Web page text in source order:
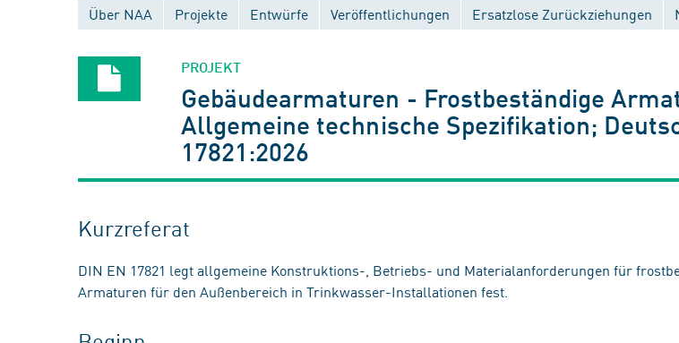
Über NAA Projekte Entwürfe Veröffentlichungen Ersatzlose Zurückziehungen
PROJEKT
Gebäudearmaturen - Frostbeständige
Allgemeine technische Spezifikation;
17821:2026
Kurzreferat
DIN EN 17821 legt allgemeine Konstruktions-, Betriebs- und Materialanforderungen für
Armaturen für den Außenbereich in Trinkwasser-Installationen fest.